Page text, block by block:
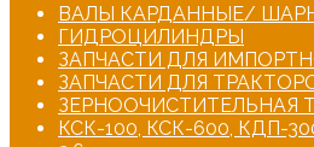
ВАЛЫ КАРДАННЫЕ/
ГИДРОЦИЛИНДРЫ
ЗАПЧАСТИ ДЛЯ
ЗАПЧАСТИ ДЛЯ
ЗЕРНООЧИСТИТЕЛЬНАЯ
КСК-100, КСК-600, КДП-